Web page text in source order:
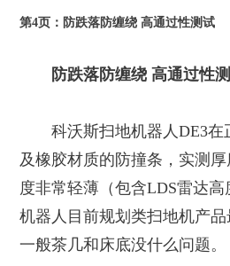
第4页：防跌落防缠绕 高通过性测试
防跌落防缠绕 高通过性
科沃斯扫地机器人DE3在
及橡胶材质的防撞条，实测
度非常轻薄（包含LDS雷达
机器人目前规划类扫地机产
一般茶几和床底没什么问题。